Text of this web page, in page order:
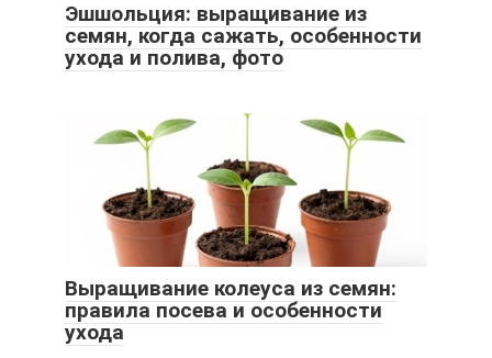
Эшшольция: выращивание из
семян, когда сажать, особенности
ухода и полива, фото
Выращивание колеуса из семян:
правила посева и особенности
ухода